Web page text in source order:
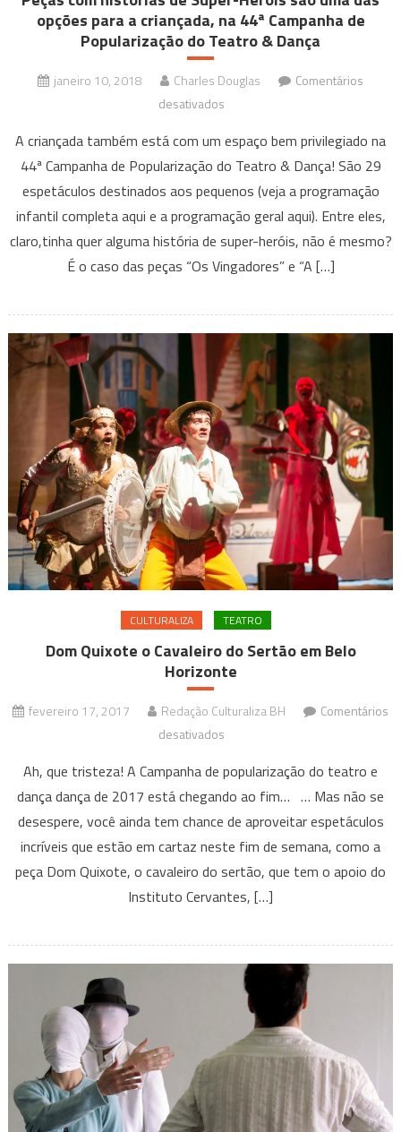
opções para a criançada, na 44ª Campanha de
Popularização do Teatro & Dança
janeiro 10, 2018 Charles Douglas
Comentários
desativados
com
histórias
de
Super-
Heróis
são
para
a
criançada,
na
44ª
Campanha
de
Popularização
do
Teatro
&
Dança
A criançada também está com um espaço bem privilegiado na
44ª Campanha de Popularização do Teatro & Dança! São 29
espetáculos destinados aos pequenos (veja a programação
infantil completa aqui e a programação geral aqui). Entre eles,
claro,tinha quer alguma história de super-heróis, não é mesmo?
É o caso das peças “Os Vingadores” e “A […]
CULTURALIZA TEATRO
Dom Quixote o Cavaleiro do Sertão em Belo
Horizonte
fevereiro 17, 2017 Redação Culturaliza BH
Comentários
desativados
Quixote
o
Cavaleiro
do
Sertão
em
Ah, que tristeza! A Campanha de popularização do teatro e
dança dança de 2017 está chegando ao fim… … Mas não se
desespere, você ainda tem chance de aproveitar espetáculos
incríveis que estão em cartaz neste fim de semana, como a
peça Dom Quixote, o cavaleiro do sertão, que tem o apoio do
Instituto Cervantes, […]